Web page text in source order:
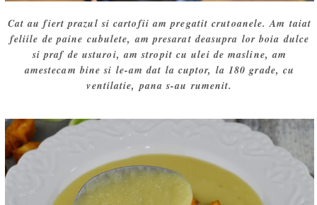
Cat au fiert prazul si cartofii am pregatit crutoanele. Am taiat
feliile de paine cubulete, am presarat deasupra lor boia dulce
si praf de usturoi, am stropit cu ulei de masline, am
amestecam bine si le-am dat la cuptor, la 180 grade, cu
ventilatie, pana s-au rumenit.